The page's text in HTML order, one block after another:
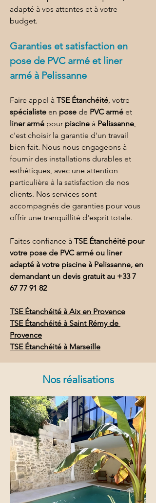
adapté à vos attentes et à votre
budget.
Garanties et satisfaction en
pose de PVC armé et liner
armé à Pelissanne
Faire appel à TSE Étanchéité, votre
spécialiste en pose de PVC armé et
liner armé pour piscine à Pelissanne,
c'est choisir la garantie d'un travail
bien fait. Nous nous engageons à
fournir des installations durables et
esthétiques, avec une attention
particulière à la satisfaction de nos
clients. Nos services sont
accompagnés de garanties pour vous
offrir une tranquillité d'esprit totale.
Faites confiance à TSE Étanchéité pour
votre pose de PVC armé ou liner
adapté à votre piscine à Pelissanne, en
demandant un devis gratuit au +33 7
67 77 91 82
TSE Étanchéité à Aix en Provence
TSE Étanchéité à Saint Rémy de
Provence
TSE Étanchéité à Marseille
Nos réalisations